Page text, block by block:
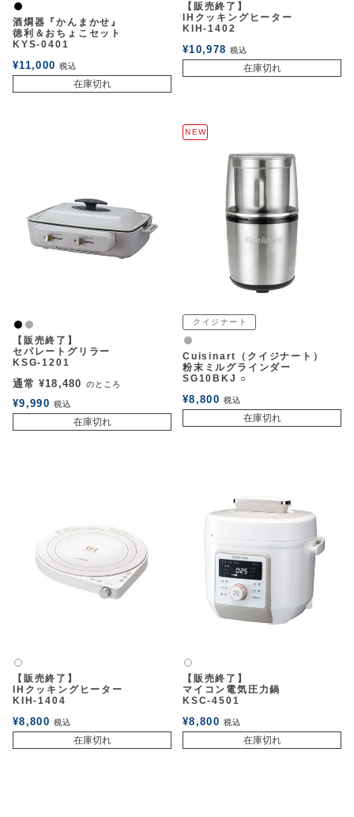
黒
酒燗器『かんまかせ』
徳利＆おちょこセット
KYS-0401
¥11,000 税込
在庫切れ
【販売終了】
IHクッキングヒーター
KIH-1402
¥10,978 税込
在庫切れ
黒 グレー
【販売終了】
セパレートグリラー
KSG-1201
通常 ¥18,480 のところ
¥9,990 税込
在庫切れ
NEW
クイジナート
グレー
Cuisinart（クイジナート）
粉末ミルグラインダー
SG10BKJ ○
¥8,800 税込
在庫切れ
白2
【販売終了】
IHクッキングヒーター
KIH-1404
¥8,800 税込
在庫切れ
白2
【販売終了】
マイコン電気圧力鍋
KSC-4501
¥8,800 税込
在庫切れ